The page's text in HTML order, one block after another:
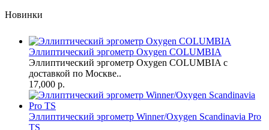
Новинки
Эллиптический эргометр Oxygen COLUMBIA
Эллиптический эргометр Oxygen COLUMBIA с
доставкой по Москве..
17,000 р.
Эллиптический эргометр Winner/Oxygen Scandinavia Pro
TS